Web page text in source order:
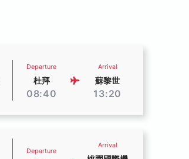
Departure
杜拜
08:40
Arrival
蘇黎世
13:20
Departure
Arrival